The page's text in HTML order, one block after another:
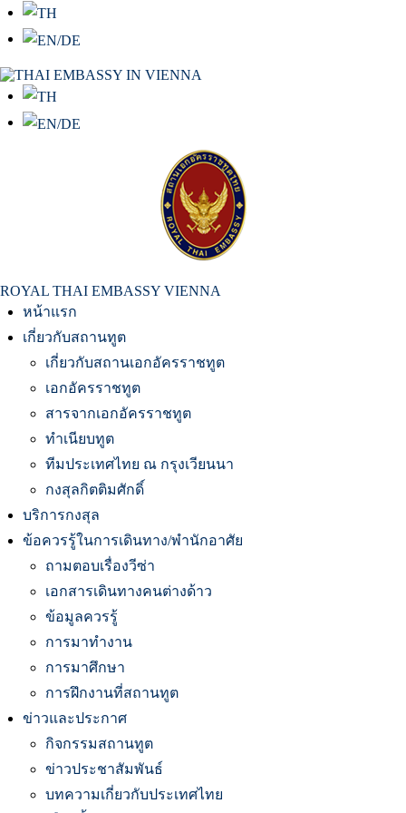
ROYAL THAI EMBASSY VIENNA
หน้าแรก
เกี่ยวกับสถานทูต
เกี่ยวกับสถานเอกอัครราชทูต
เอกอัครราชทูต
สารจากเอกอัครราชทูต
ทำเนียบทูต
ทีมประเทศไทย ณ กรุงเวียนนา
กงสุลกิตติมศักดิ์
บริการกงสุล
ข้อควรรู้ในการเดินทาง/พำนักอาศัย
ถามตอบเรื่องวีซ่า
เอกสารเดินทางคนต่างด้าว
ข้อมูลควรรู้
การมาทำงาน
การมาศึกษา
การฝึกงานที่สถานทูต
ข่าวและประกาศ
กิจกรรมสถานทูต
ข่าวประชาสัมพันธ์
บทความเกี่ยวกับประเทศไทย